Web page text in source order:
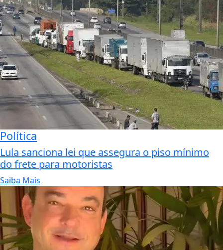
Política
Lula sanciona lei que assegura o piso mínimo
do frete para motoristas
Saiba Mais